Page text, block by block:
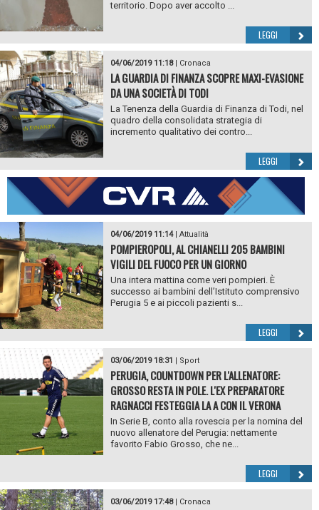
territorio. Dopo aver accolto ...
LEGGI
04/06/2019 11:18| Cronaca
LA GUARDIA DI FINANZA SCOPRE MAXI-EVASIONE
DA UNA SOCIETÀ DI TODI
La Tenenza della Guardia di Finanza di Todi, nel
quadro della consolidata strategia di
incremento qualitativo dei contro...
LEGGI
04/06/2019 11:14| Attualità
POMPIEROPOLI, AL CHIANELLI 205 BAMBINI
VIGILI DEL FUOCO PER UN GIORNO
Una intera mattina come veri pompieri. È
successo ai bambini dell’Istituto comprensivo
Perugia 5 e ai piccoli pazienti s...
LEGGI
03/06/2019 18:31 | Sport
PERUGIA, COUNTDOWN PER L'ALLENATORE:
GROSSO RESTA IN POLE. L'EX PREPARATORE
RAGNACCI FESTEGGIA LA A CON IL VERONA
In Serie B, conto alla rovescia per la nomina del
nuovo allenatore del Perugia: nettamente
favorito Fabio Grosso, che ne...
LEGGI
03/06/2019 17:48| Cronaca